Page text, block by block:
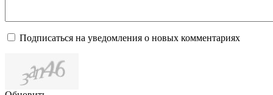
Подписаться на уведомления о новых комментариях